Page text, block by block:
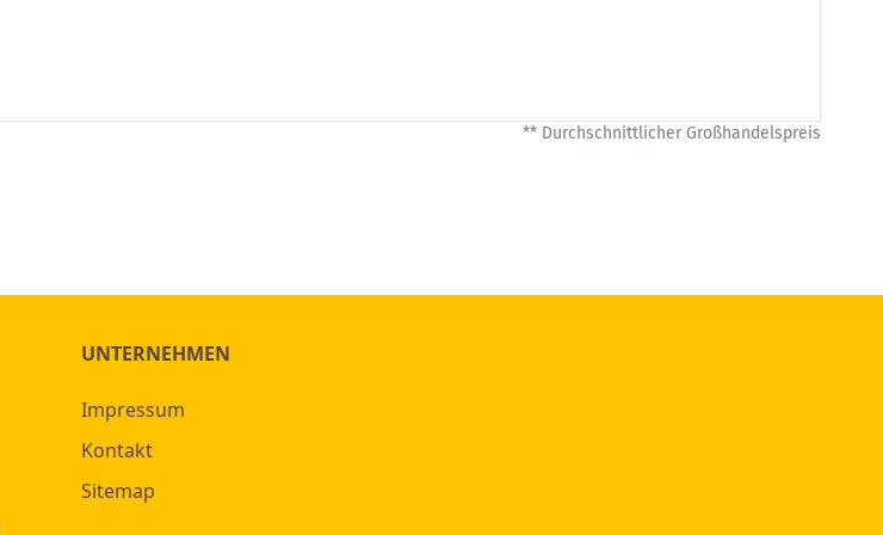
** Durchschnittlicher Großhandelspreis
UNTERNEHMEN
Impressum
Kontakt
Sitemap